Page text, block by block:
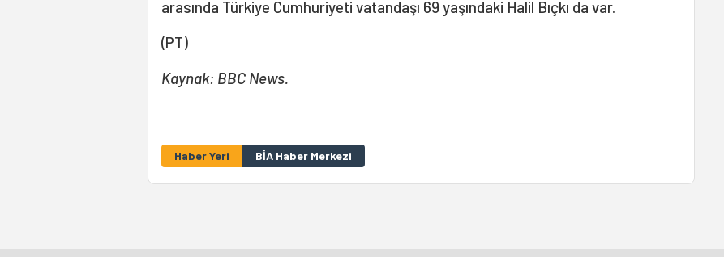
arasında Türkiye Cumhuriyeti vatandaşı 69 yaşındaki Halil Bıçkı da var.
(PT)
Kaynak: BBC News.
Haber Yeri BİA Haber Merkezi